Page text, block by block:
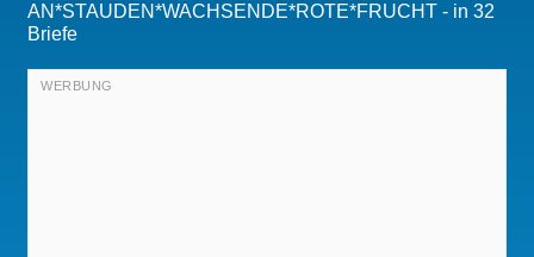
AN*STAUDEN*WACHSENDE*ROTE*FRUCHT - in 32
Briefe